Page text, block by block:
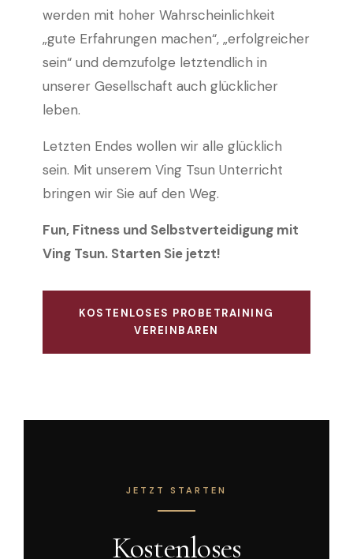
werden mit hoher Wahrscheinlichkeit
„gute Erfahrungen machen“, „erfolgreicher
sein“ und demzufolge letztendlich in
unserer Gesellschaft auch glücklicher
leben.
Letzten Endes wollen wir alle glücklich
sein. Mit unserem Ving Tsun Unterricht
bringen wir Sie auf den Weg.
Fun, Fitness und Selbstverteidigung mit
Ving Tsun. Starten Sie jetzt!
KOSTENLOSES PROBETRAINING
VEREINBAREN
JETZT STARTEN
Kostenloses